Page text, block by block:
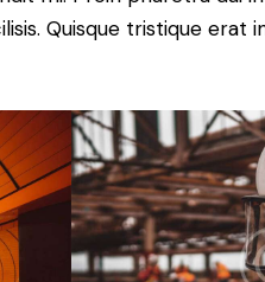
Quisque tristique erat